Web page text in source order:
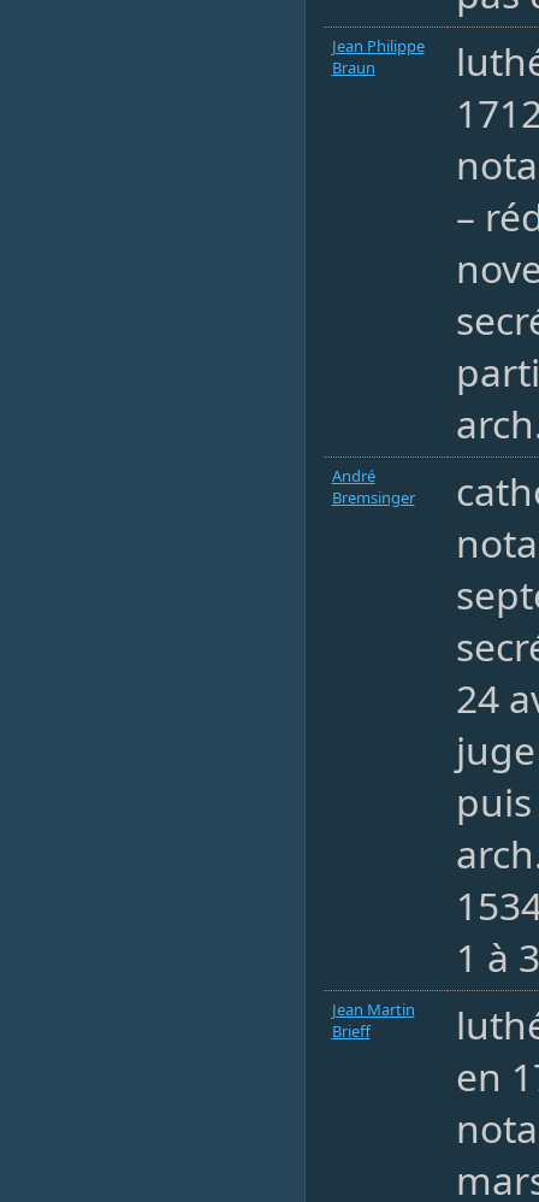
Jean Philippe
Braun
–
André
Bremsinger
24
1 à
Jean Martin
Brieff
en